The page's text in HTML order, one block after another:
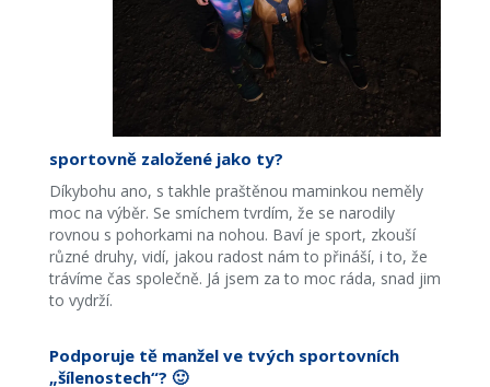
sportovně založené jako ty?
Díkybohu ano, s takhle praštěnou maminkou neměly
moc na výběr. Se smíchem tvrdím, že se narodily
rovnou s pohorkami na nohou. Baví je sport, zkouší
různé druhy, vidí, jakou radost nám to přináší, i to, že
trávíme čas společně. Já jsem za to moc ráda, snad jim
to vydrží.
Podporuje tě manžel ve tvých sportovních
„šílenostech“? 🙂